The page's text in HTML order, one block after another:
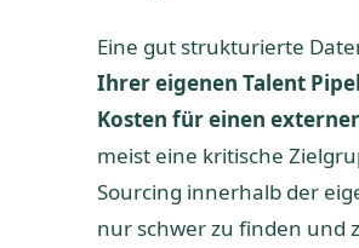
Eine gut strukturierte
Ihrer eigenen Talent
Kosten für einen
meist eine kritische
Sourcing innerhalb der
nur schwer zu finden und